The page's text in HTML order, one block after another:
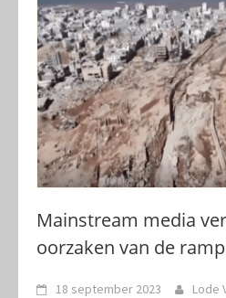
Mainstream media
oorzaken van de
18 september 2023 Lode